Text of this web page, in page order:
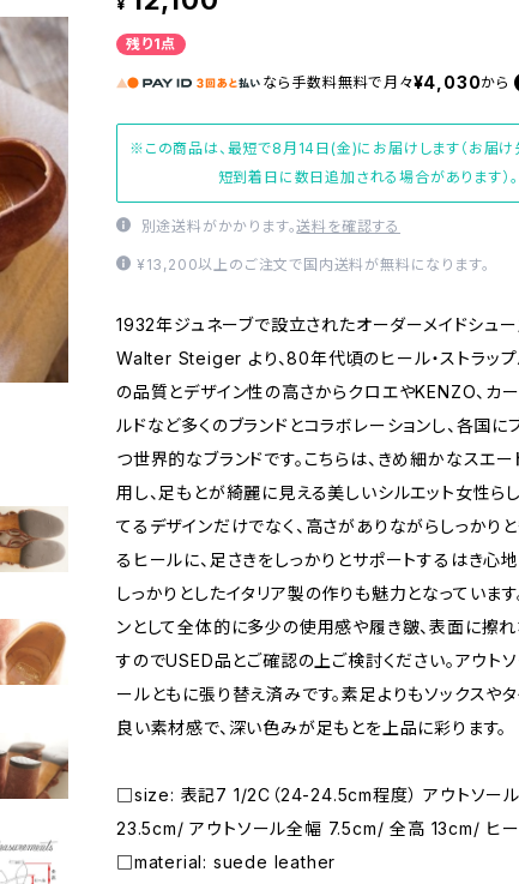
¥
残り1点
なら 手数料無料で 月々¥4,030から
※この商品は、最短で8月14日(金)にお届けします（お届け
短到着日に数日追加される場合があります）。
別途送料がかかります。送料を確認する
¥13,200以上のご注文で国内送料が無料になります。
1932年ジュネーブで設立されたオーダーメイドシュー
Walter Steiger より、80年代頃のヒール・ストラップ
の品質とデザイン性の高さからクロエやKENZO、カ
ルドなど多くのブランドとコラボレーションし、各国に
つ世界的なブランドです。こちらは、きめ細かなスエ
用し、足もとが綺麗に見える美しいシルエット女性ら
てるデザインだけでなく、高さがありながらしっかり
るヒールに、足さきをしっかりとサポートするはき心
しっかりとしたイタリア製の作りも魅力となっています
ンとして全体的に多少の使用感や履き皺、表面に擦
すのでUSED品とご確認の上ご検討ください。アウト
ールともに張り替え済みです。素足よりもソックスや
良い素材感で、深い色みが足もとを上品に彩ります。
□size: 表記7 1/2C（24-24.5cm程度） アウトソー
23.5cm/ アウトソール全幅 7.5cm/ 全高 13cm/ ヒ
□material: suede leather